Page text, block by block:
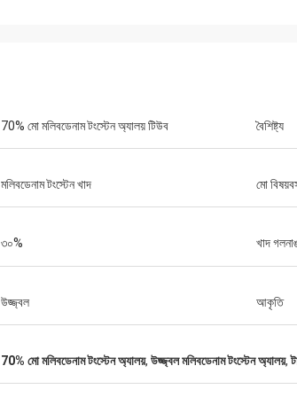
70% মো মলিবডেনাম টংস্টেন অ্যালয় টিউব বৈশিষ্ট্য
মলিবডেনাম টংস্টেন খাদ মো
৩০% খাদ
উজ্জ্বল আকৃতি
70% মো মলিবডেনাম টংস্টেন অ্যালয়, উজ্জ্বল মলিবডেনাম টংস্টেন অ্যালয়,